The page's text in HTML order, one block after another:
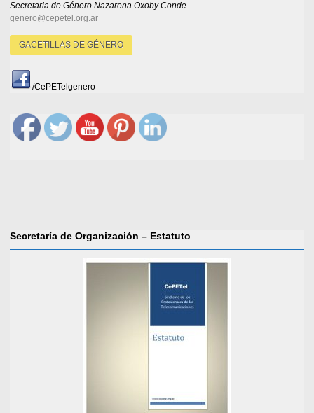
Secretaria de Género Nazarena Oxoby Conde
genero@cepetel.org.ar
GACETILLAS DE GÉNERO
/CePETelgenero
Secretaría de Organización – Estatuto